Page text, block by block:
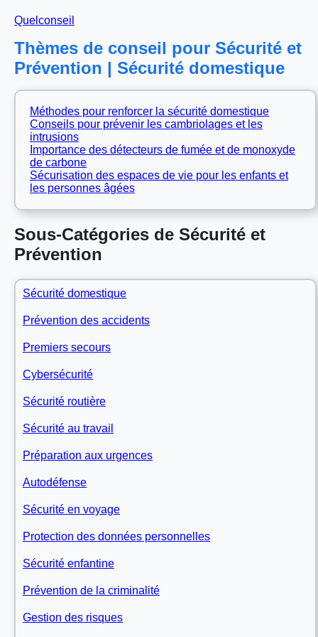
Quelconseil
Thèmes de conseil pour Sécurité et
Prévention | Sécurité domestique
Méthodes pour renforcer la sécurité domestique
Conseils pour prévenir les cambriolages et les
intrusions
Importance des détecteurs de fumée et de monoxyde
de carbone
Sécurisation des espaces de vie pour les enfants et
les personnes âgées
Sous-Catégories de Sécurité et
Prévention
Sécurité domestique
Prévention des accidents
Premiers secours
Cybersécurité
Sécurité routière
Sécurité au travail
Préparation aux urgences
Autodéfense
Sécurité en voyage
Protection des données personnelles
Sécurité enfantine
Prévention de la criminalité
Gestion des risques